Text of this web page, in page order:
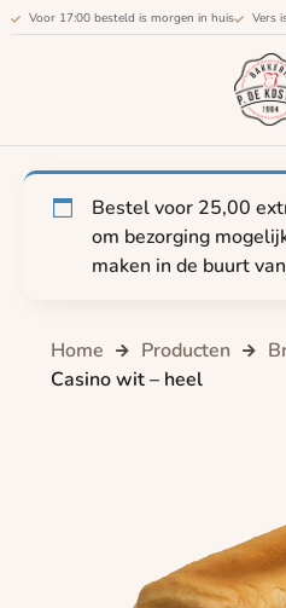
Voor 17:00 besteld is morgen in huis Vers
Bestel voor 25,00
om bezorging
maken in de buurt
Home Producten
Casino wit – heel